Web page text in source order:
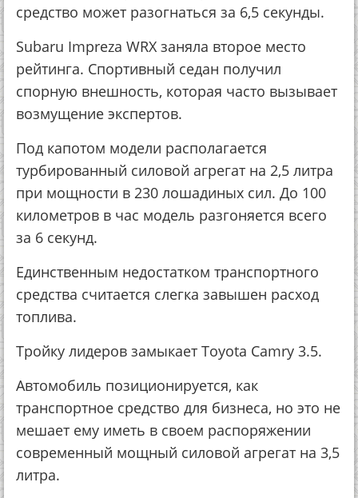
средство может разогнаться за 6,5 секунды.
Subaru Impreza WRX заняла второе место
рейтинга. Спортивный седан получил
спорную внешность, которая часто вызывает
возмущение экспертов.
Под капотом модели располагается
турбированный силовой агрегат на 2,5 литра
при мощности в 230 лошадиных сил. До 100
километров в час модель разгоняется всего
за 6 секунд.
Единственным недостатком транспортного
средства считается слегка завышен расход
топлива.
Тройку лидеров замыкает Toyota Camry 3.5.
Автомобиль позиционируется, как
транспортное средство для бизнеса, но это не
мешает ему иметь в своем распоряжении
современный мощный силовой агрегат на 3,5
литра.